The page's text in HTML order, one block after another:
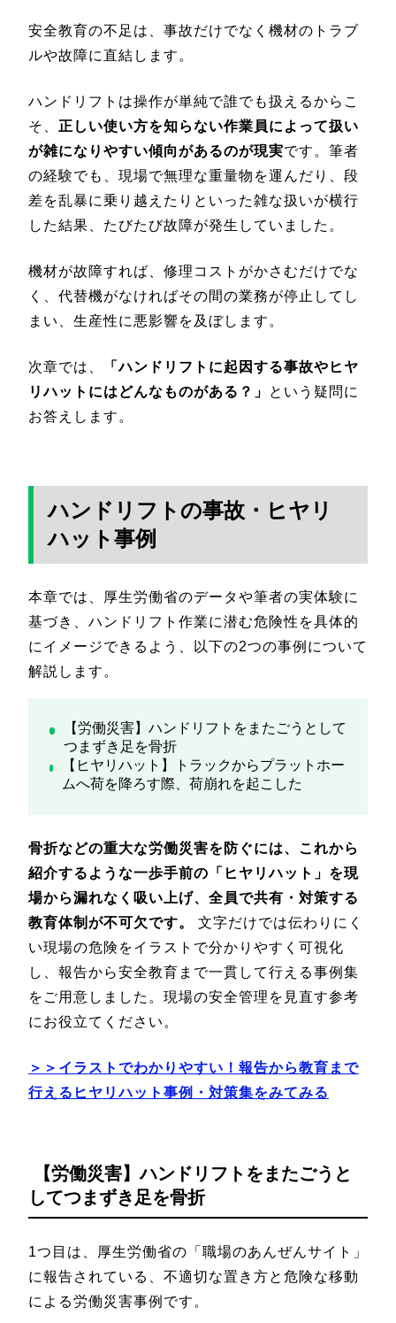
安全教育の不足は、事故だけでなく機材のトラブ
ルや故障に直結します。
ハンドリフトは操作が単純で誰でも扱えるからこ
そ、 正しい使い方を知らない作業員によって扱い
が雑になりやすい傾向があるのが現実です。筆者
の経験でも、現場で無理な重量物を運んだり、段
差を乱暴に乗り越えたりといった雑な扱いが横行
した結果、たびたび故障が発生していました。
機材が故障すれば、修理コストがかさむだけでな
く、代替機がなければその間の業務が停止してし
まい、生産性に悪影響を及ぼします。
次章では、
「ハンドリフトに起因する事故やヒヤ
リハットにはどんなものがある？」
という疑問に
お答えします。
ハンドリフトの事故・ヒヤリ
ハット事例
本章では、厚生労働省のデータや筆者の実体験に
基づき、ハンドリフト作業に潜む危険性を具体的
にイメージできるよう、以下の2つの事例について
解説します。
【労働災害】ハンドリフトをまたごうとして
つまずき足を骨折
【ヒヤリハット】トラックからプラットホー
ムへ荷を降ろす際、荷崩れを起こした
骨折などの重大な労働災害を防ぐには、これから
紹介するような一歩手前の「ヒヤリハット」を現
場から漏れなく吸い上げ、全員で共有・対策する
教育体制が不可欠です。
文字だけでは伝わりにく
い現場の危険をイラストで分かりやすく可視化
し、報告から安全教育まで一貫して行える事例集
をご用意しました。現場の安全管理を見直す参考
にお役立てください。
＞＞イラストでわかりやすい！報告から教育まで
行えるヒヤリハット事例・対策集をみてみる
【労働災害】ハンドリフトをまたごうと
してつまずき足を骨折
1つ目は、厚生労働省の「職場のあんぜんサイト」
に報告されている、不適切な置き方と危険な移動
による労働災害事例です。